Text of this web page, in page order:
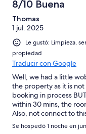
8/10 Buena
Thomas
1 jul. 2025
Le gustó: Limpieza,
propiedad
Traducir con Google
Well, we had a little
the property as it is
booking in process
within 30 mins, the
Also, not connect to
next door was Great!
Se hospedó 1 noche en